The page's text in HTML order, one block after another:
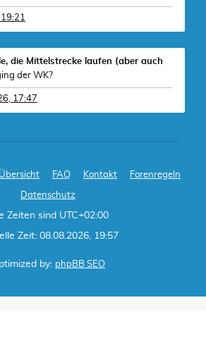
die Mittelstrecke laufen (aber auch
der WK?
17:47
FAQ Kontakt Forenregeln
Datenschutz
Zeiten sind UTC+02:00
Zeit: 08.08.2026, 19:57
by: phpBB SEO